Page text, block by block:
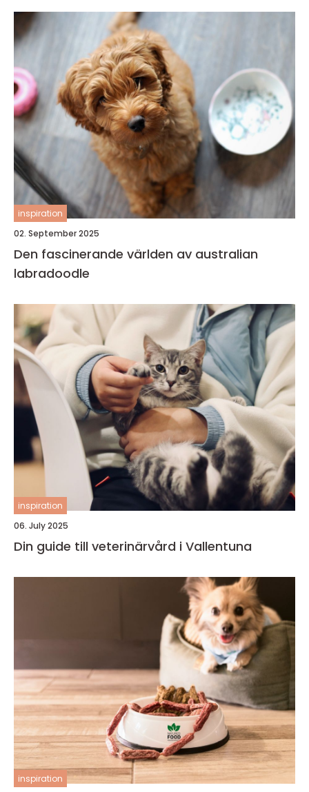
inspiration
02. September 2025
Den fascinerande världen av australian
labradoodle
inspiration
06. July 2025
Din guide till veterinärvård i Vallentuna
inspiration